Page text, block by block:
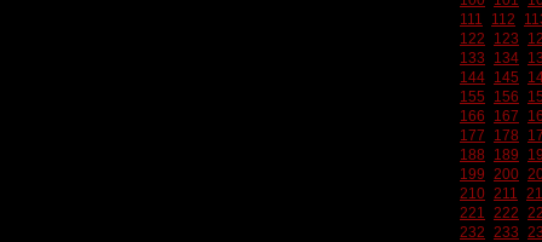
111
112
122
123
133
134
144 145
155
156
166
167
177
178
188
189
199 200
210 211
221 222
232 233